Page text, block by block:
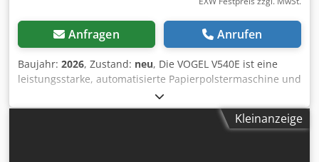
Anfragen Anrufen
Baujahr: 2026, Zustand: neu, Die VOGEL V540E ist eine
leistungsstarke, automatisierte Papierpolstermaschine und
eines der effizientesten Papierfüllsysteme ihrer Klasse. Sie
verarbeitet breite Papierrollen bis 500 mm und erzeugt
hochwertige, dreidimensional strukturierte Papierpolster
Kleinanzeige